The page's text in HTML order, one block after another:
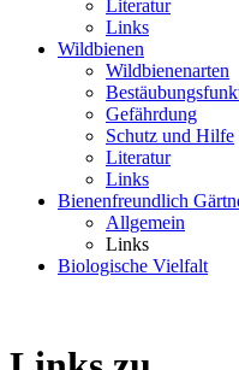
Literatur
Links
Wildbienen
Wildbienenarten
Gefährdung
Schutz und Hilfe
Literatur
Links
Bienenfreundlich
Allgemein
Links
Biologische Vielfalt